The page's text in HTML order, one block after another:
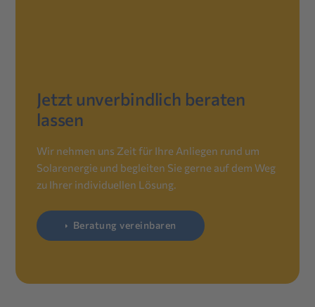
Jetzt unverbindlich beraten
lassen
Wir nehmen uns Zeit für Ihre Anliegen rund um
Solarenergie und begleiten Sie gerne auf dem Weg
zu Ihrer individuellen Lösung.
Beratung vereinbaren